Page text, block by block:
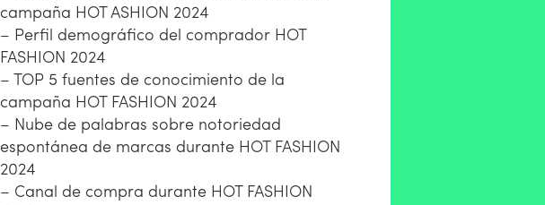
campaña HOT ASHION 2024
– Perfil demográfico del comprador HOT
FASHION 2024
– TOP 5 fuentes de conocimiento de la
campaña HOT FASHION 2024
– Nube de palabras sobre notoriedad
espontánea de marcas durante HOT FASHION
2024
– Canal de compra durante HOT FASHION